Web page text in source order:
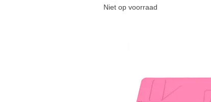
Niet op voorraad